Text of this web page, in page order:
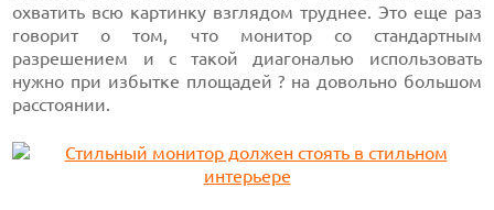
охватить всю картинку взглядом труднее. Это еще раз
говорит о том, что монитор со стандартным
разрешением и с такой диагональю использовать
нужно при избытке площадей ? на довольно большом
расстоянии.